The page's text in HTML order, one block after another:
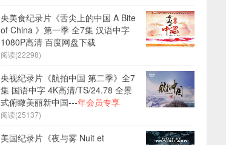
央美食纪录片《舌尖上的中国 A Bite
of China 》第一季 全7集 汉语中字
1080P高清 百度网盘下载
阅读(22298)
央视纪录片《航拍中国 第二季》全7
集 国语中字 4K高清/TS/24.78 全景
式俯瞰美丽新中国---年会员专享
阅读(25137)
美国纪录片《夜与雾 Nuit et